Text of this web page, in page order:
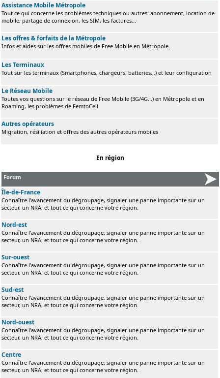
Assistance Mobile Métropole
Tout ce qui concerne les problèmes techniques ou autres: abonnement, location de
mobile, partage de connexion, les SIM, les factures...
Les offres & forfaits de la Métropole
Infos et aides sur les offres mobiles de Free Mobile en Métropole.
Les Terminaux
Tout sur les terminaux (Smartphones, chargeurs, batteries...) et leur configuration
Le Réseau Mobile
Toutes vos questions sur le réseau de Free Mobile (3G/4G...) en Métropole et en
Roaming, les problèmes de FemtoCell
Autres opérateurs
Migration, résiliation et offres des autres opérateurs mobiles
En région
Forum
Île-de-France
Connaître l'avancement du dégroupage, signaler une panne importante sur un
secteur, un NRA, et tout ce qui concerne votre région.
Nord-est
Connaître l'avancement du dégroupage, signaler une panne importante sur un
secteur, un NRA, et tout ce qui concerne votre région.
Sur-ouest
Connaître l'avancement du dégroupage, signaler une panne importante sur un
secteur, un NRA, et tout ce qui concerne votre région.
Sud-est
Connaître l'avancement du dégroupage, signaler une panne importante sur un
secteur, un NRA, et tout ce qui concerne votre région.
Nord-ouest
Connaître l'avancement du dégroupage, signaler une panne importante sur un
secteur, un NRA, et tout ce qui concerne votre région.
Centre
Connaître l'avancement du dégroupage, signaler une panne importante sur un
secteur, un NRA, et tout ce qui concerne votre région.